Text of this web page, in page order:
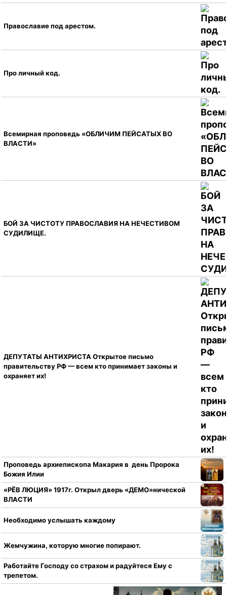
Православие под арестом.
Про личный код.
Всемирная проповедь «ОБЛИЧИМ ПЕЙСАТЫХ ВО
ВЛАСТИ»
БОЙ ЗА ЧИСТОТУ ПРАВОСЛАВИЯ НА НЕЧЕСТИВОМ
СУДИЛИЩЕ.
ДЕПУТАТЫ АНТИХРИСТА Открытое письмо
правительству РФ — всем кто принимает законы и
охраняет их!
Проповедь архиепископа Макария в день Пророка
Божия Илии
«РЁВ ЛЮЦИЯ» 1917г. Открыл дверь «ДЕМО»нической
ВЛАСТИ
Необходимо услышать каждому
Жемчужина, которую многие попирают.
Работайте Господу со страхом и радуйтеся Ему с
трепетом.